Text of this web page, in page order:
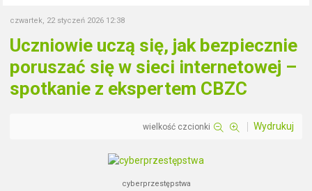
czwartek, 22 styczeń 2026 12:38
Uczniowie uczą się, jak bezpiecznie
poruszać się w sieci internetowej –
spotkanie z ekspertem CBZC
wielkość czcionki Wydrukuj
cyberprzestępstwa